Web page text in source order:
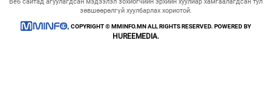
зөвшөөрөлгүй хуулбарлах хориотой.
COPYRIGHT © MMINFO.MN ALL RIGHTS RESERVED. POWERED BY
HUREEMEDIA.